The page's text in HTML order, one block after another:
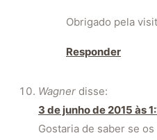
Obrigado pela
Responder
Wagner disse:
3 de junho de 2015 às
Gostaria de saber se